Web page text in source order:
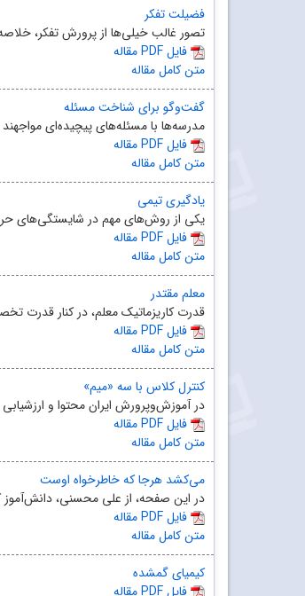
فضیلت تفکر
تصور غالب خیلی‌ها از پرورش تفکر،
مقاله PDF فایل
متن کامل مقاله
گفت‌وگو برای شناخت مسئله
مدرسه‌ها با مسئله‌های پیچیده‌ای
مقاله PDF فایل
متن کامل مقاله
یادگیری تیمی
یکی از روش‌های مهم در شایستگی‌های
مقاله PDF فایل
متن کامل مقاله
معلم مقتدر
قدرت کاریزماتیک معلم، در کنار قدرت
مقاله PDF فایل
متن کامل مقاله
کنترل کلاس با سه «میم»
در آموزش‌وپرورش ایران محتوا و
مقاله PDF فایل
متن کامل مقاله
می‌کشد هرجا که خاطرخواه اوست
در این صفحه، از علی محسنی،
مقاله PDF فایل
متن کامل مقاله
کیمیای گمشده
مقاله PDF فایل